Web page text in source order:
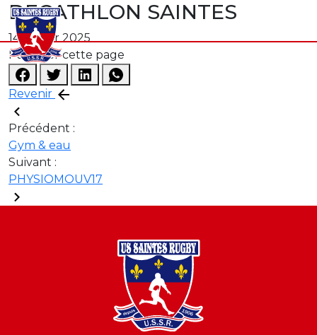
DECATHLON SAINTES
14 février 2025
Revenir
Partager cette page
Précédent :
Gym & eau
Suivant :
PHYSIOMOUV17